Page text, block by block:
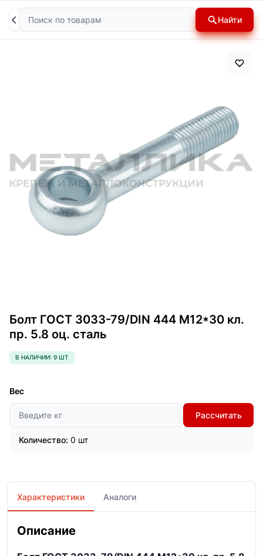
Поиск Найти
Болт ГОСТ 3033-79/DIN 444 М12*30 кл.
пр. 5.8 оц. сталь
В НАЛИЧИИ: 9 ШТ
Вес
Рассчитать
Количество: 0 шт
Характеристики Аналоги
Описание